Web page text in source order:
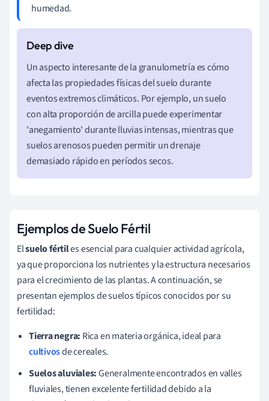
humedad.
Un aspecto interesante de la granulometría es cómo
afecta las propiedades físicas del suelo durante
eventos extremos climáticos. Por ejemplo, un suelo
con alta proporción de arcilla puede experimentar
'anegamiento' durante lluvias intensas, mientras que
suelos arenosos pueden permitir un drenaje
demasiado rápido en períodos secos.
Ejemplos de Suelo Fértil
Elsuelo fértiles esencial para cualquier actividad agrícola,
ya que proporciona los nutrientes y la estructura necesarios
para el crecimiento de las plantas. A continuación, se
presentan ejemplos de suelos típicos conocidos por su
fertilidad:
Tierra negra: Rica en materia orgánica, ideal para
cultivosde cereales.
Suelos aluviales:Generalmente encontrados en valles
fluviales, tienen excelente fertilidad debido a la